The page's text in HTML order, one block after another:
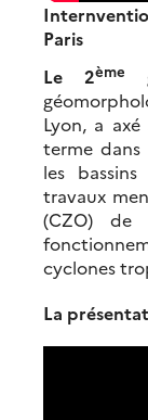
Paris
Le 2ème
Lyon, a
terme dans
les
travaux
(CZO) de
cyclones
La